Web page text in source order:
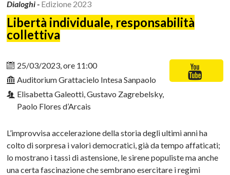
Libertà individuale, responsabilità
collettiva
Dialoghi - Edizione 2023
25/03/2023, ore 11:00
Auditorium Grattacielo Intesa Sanpaolo
Elisabetta Galeotti, Gustavo Zagrebelsky,
Paolo Flores d’Arcais
L’improvvisa accelerazione della storia degli ultimi anni ha
colto di sorpresa i valori democratici, già da tempo affaticati;
lo mostrano i tassi di astensione, le sirene populiste ma anche
una certa fascinazione che sembrano esercitare i regimi